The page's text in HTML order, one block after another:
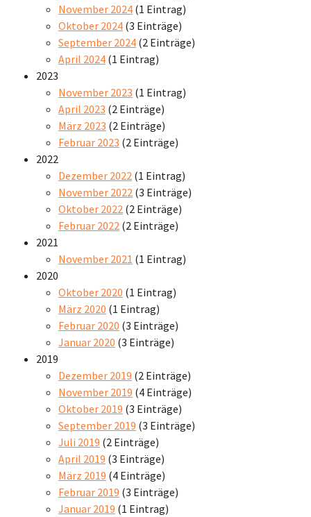
November 2024 (1 Eintrag)
Oktober 2024 (3 Einträge)
September 2024 (2 Einträge)
April 2024 (1 Eintrag)
2023
November 2023 (1 Eintrag)
April 2023 (2 Einträge)
März 2023 (2 Einträge)
Februar 2023 (2 Einträge)
2022
Dezember 2022 (1 Eintrag)
November 2022 (3 Einträge)
Oktober 2022 (2 Einträge)
Februar 2022 (2 Einträge)
2021
November 2021 (1 Eintrag)
2020
Oktober 2020 (1 Eintrag)
März 2020 (1 Eintrag)
Februar 2020 (3 Einträge)
Januar 2020 (3 Einträge)
2019
Dezember 2019 (2 Einträge)
November 2019 (4 Einträge)
Oktober 2019 (3 Einträge)
September 2019 (3 Einträge)
Juli 2019 (2 Einträge)
April 2019 (3 Einträge)
März 2019 (4 Einträge)
Februar 2019 (3 Einträge)
Januar 2019 (1 Eintrag)